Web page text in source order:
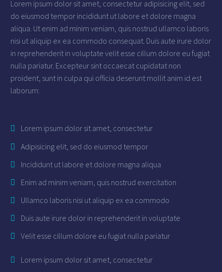
Lorem ipsum dolor sit amet, consectetur adipisicing elit, sed
do eiusmod tempor incididunt ut labore et dolore magna
aliqua. Ut enim ad minim veniam, quis nostrud ullamco laboris
nisi ut aliquip ex ea commodo consequat. Duis aute irure dolor
in reprehenderit in voluptate velit esse cillum dolore eu fugiat
nulla pariatur. Excepteur sint occaecat cupidatat non
proident, sunt in culpa qui officia deserunt mollit anim id est
laborum:
Lorem ipsum dolor sit amet, consectetur
Adipisicing elit, sed do eiusmod tempor
Incididunt ut labore et dolore magna aliqua
Enim ad minim veniam, quis nostrud exercitation
Ullamco laboris nisi ut aliquip ex ea commodo
Duis aute irure dolor in reprehenderit in voluptate
Velit esse cillum dolore eu fugiat nulla pariatur
Lorem ipsum dolor sit amet, consectetur